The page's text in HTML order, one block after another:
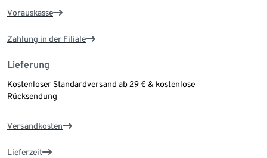
Vorauskasse
Zahlung in der Filiale
Lieferung
Kostenloser Standardversand ab 29 € & kostenlose
Rücksendung
Versandkosten
Lieferzeit